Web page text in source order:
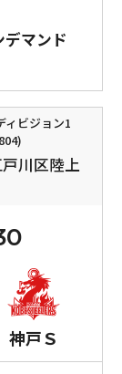
デマンド
ィビジョン1
川区陸上
神戸Ｓ